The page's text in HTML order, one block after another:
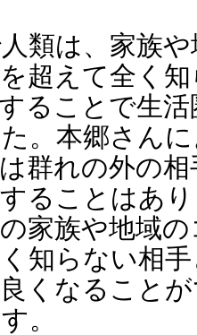
類は、家族
超えて全く
ることで生
。本郷さん
群れの外の
ることはあ
の家族や地域
知らない相
くなること
。